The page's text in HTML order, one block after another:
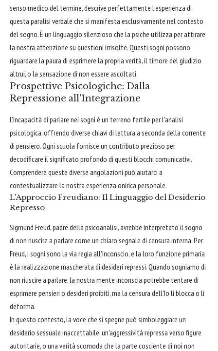
senso medico del termine, descrive perfettamente l'esperienza di
questa paralisi verbale che si manifesta esclusivamente nel contesto
del sogno. È un linguaggio silenzioso che la psiche utilizza per attirare
la nostra attenzione su questioni irrisolte. Questi sogni possono
riguardare la paura di esprimere la propria verità, il timore del giudizio
altrui, o la sensazione di non essere ascoltati.
Prospettive Psicologiche: Dalla
Repressione all'Integrazione
L'incapacità di parlare nei sogni è un terreno fertile per l'analisi
psicologica, offrendo diverse chiavi di lettura a seconda della corrente
di pensiero. Ogni scuola fornisce un contributo prezioso per
decodificare il significato profondo di questi blocchi comunicativi.
Comprendere queste diverse angolazioni può aiutarci a
contestualizzare la nostra esperienza onirica personale.
L'Approccio Freudiano: Il Linguaggio del Desiderio
Represso
Sigmund Freud, padre della psicoanalisi, avrebbe interpretato il sogno
di non riuscire a parlare come un chiaro segnale di censura interna. Per
Freud, i sogni sono la via regia all'inconscio, e la loro funzione primaria
è la realizzazione mascherata di desideri repressi. Quando sogniamo di
non riuscire a parlare, la nostra mente inconscia potrebbe tentare di
esprimere pensieri o desideri proibiti, ma la censura dell'Io li blocca o li
deforma.
In questo contesto, la voce che si spegne può simboleggiare un
desiderio sessuale inaccettabile, un'aggressività repressa verso figure
autoritarie, o una verità scomoda che la parte cosciente di noi non